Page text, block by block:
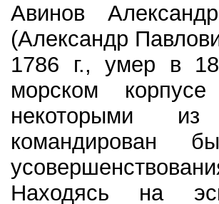
Авинов
(Александр
1786 г., умер в
морском
некоторыми
Находясь на